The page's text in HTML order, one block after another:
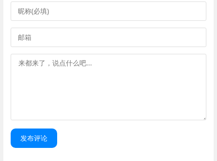
发布评论